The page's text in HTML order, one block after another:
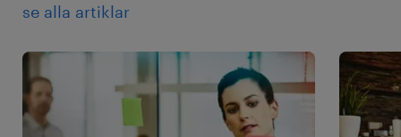
se alla artiklar